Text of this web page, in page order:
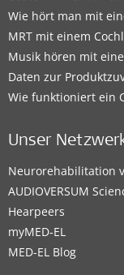
Wie hört man mit
MRT mit einem
Musik hören mit
Daten zur
Wie funktioniert ein
Unser
Neurorehabilitation
AUDIOVERSUM
Hearpeers
myMED‑EL
MED-EL Blog